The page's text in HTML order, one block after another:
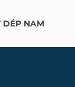
DÉP NAM